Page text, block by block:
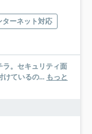
ターネット対応
ラ。セキュリティ面
けているの... もっと